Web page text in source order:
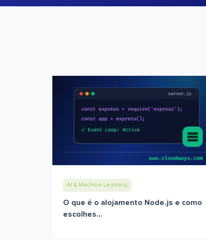
AI & Machine Learning
O que é o alojamento Node.js e como
escolhes...